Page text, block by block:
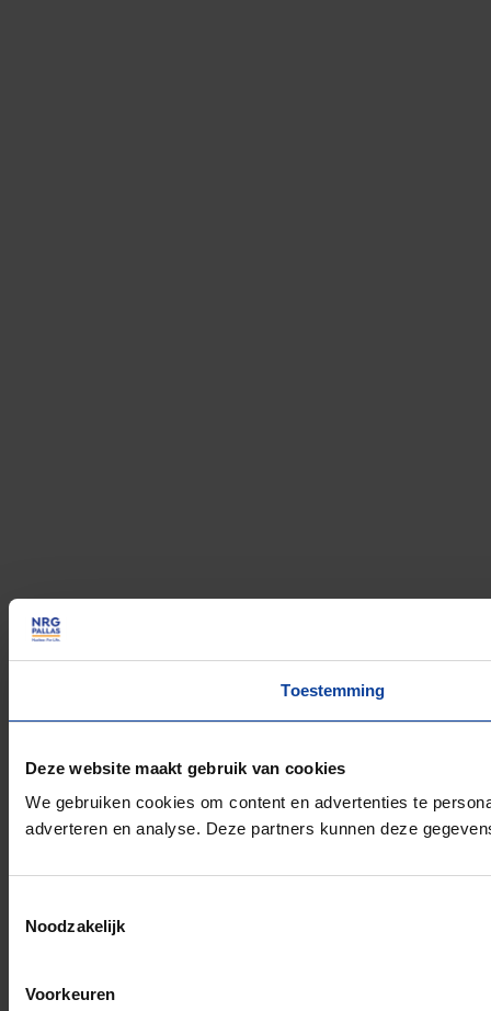
Toestemming
Deze website maakt gebruik van cookies
We gebruiken cookies om content en advertenties te
adverteren en analyse. Deze partners kunnen deze
Noodzakelijk
Voorkeuren